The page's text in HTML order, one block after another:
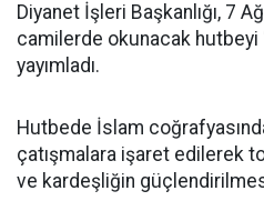
Diyanet İşleri Başkanlığı, 7
camilerde okunacak hutbeyi
yayımladı.
Hutbede İslam
çatışmalara işaret edilerek
ve kardeşliğin